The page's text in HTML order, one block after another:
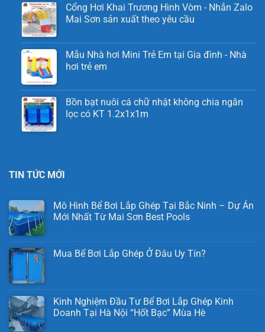
Cổng Hơi Khai Trương Hình Vòm - Nhắn Zalo
Mai Sơn sản xuất theo yêu cầu
Mẫu Nhà hơi Mini Trẻ Em tại Gia đình - Nhà
hơi trẻ em
Bồn bạt nuôi cá chữ nhật không chia ngăn
lọc có KT 1.2x1x1m
TIN TỨC MỚI
Mô Hình Bể Bơi Lắp Ghép Tại Bắc Ninh – Dự Án
Mới Nhất Từ Mai Sơn Best Pools
Mua Bể Bơi Lắp Ghép Ở Đâu Uy Tín?
Kinh Nghiệm Đầu Tư Bể Bơi Lắp Ghép Kinh
Doanh Tại Hà Nội “Hốt Bạc” Mùa Hè